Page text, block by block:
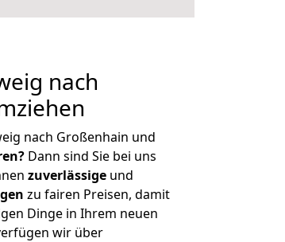
nach
nach Großenhain und
Dann sind Sie bei uns
zuverlässige und
zu fairen Preisen, damit
Dinge in Ihrem neuen
wir über